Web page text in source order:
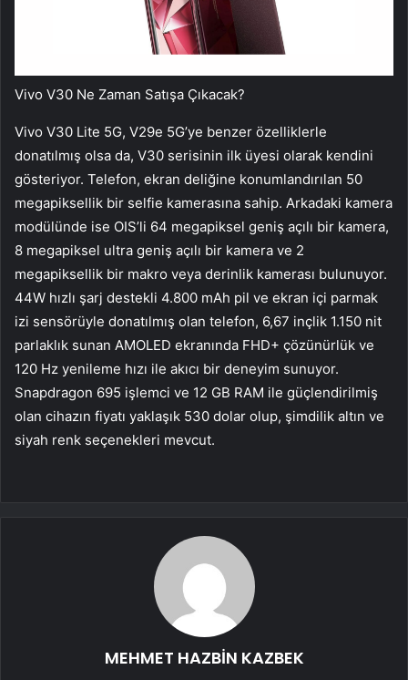
Vivo V30 Ne Zaman Satışa Çıkacak?
Vivo V30 Lite 5G, V29e 5G’ye benzer özelliklerle
donatılmış olsa da, V30 serisinin ilk üyesi olarak kendini
gösteriyor. Telefon, ekran deliğine konumlandırılan 50
megapiksellik bir selfie kamerasına sahip. Arkadaki kamera
modülünde ise OIS’li 64 megapiksel geniş açılı bir kamera,
8 megapiksel ultra geniş açılı bir kamera ve 2
megapiksellik bir makro veya derinlik kamerası bulunuyor.
44W hızlı şarj destekli 4.800 mAh pil ve ekran içi parmak
izi sensörüyle donatılmış olan telefon, 6,67 inçlik 1.150 nit
parlaklık sunan AMOLED ekranında FHD+ çözünürlük ve
120 Hz yenileme hızı ile akıcı bir deneyim sunuyor.
Snapdragon 695 işlemci ve 12 GB RAM ile güçlendirilmiş
olan cihazın fiyatı yaklaşık 530 dolar olup, şimdilik altın ve
siyah renk seçenekleri mevcut.
MEHMET HAZBİN KAZBEK